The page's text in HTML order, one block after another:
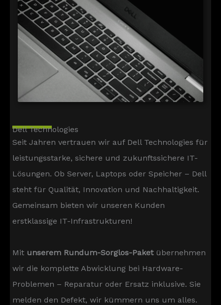
Dell Technologies
Seit Jahren vertrauen wir auf Dell Technologies für
leistungsstarke, sichere und zukunftssichere IT-
Lösungen. Ob Server, Laptops oder Speicher – Dell
steht für Qualität, Innovation und Nachhaltigkeit.
Gemeinsam bieten wir unseren Kunden
erstklassige IT-Infrastrukturen!
Mit unserem Rundum-Sorglos-Paketübernehmen
wir die komplette Abwicklung bei Hardware-
Problemen – Reparatur oder Ersatz inklusive. Sie
melden den Defekt, wir kümmern uns um alles.